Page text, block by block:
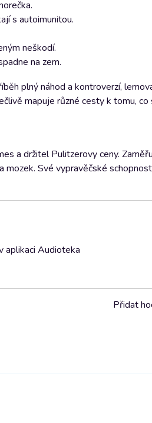
s autoimunitou.
neškodí.
na zem.
plný náhod a kontroverzí,
mapuje různé cesty k tomu,
a držitel Pulitzerovy ceny.
mozek. Své vypravěčské
aplikaci Audioteka
Přidat